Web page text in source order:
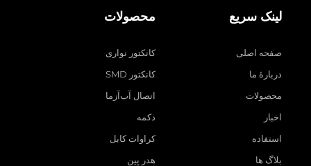
لینک سریع
صفحه اصلی
دربارهٔ ما
محصولات
اخبار
استفاده
بلاگ ها
محصولات
کانکتور نواری
کانکتور SMD
اتصال آب‌آزما
دکمه
کراوات کابل
هدر پین